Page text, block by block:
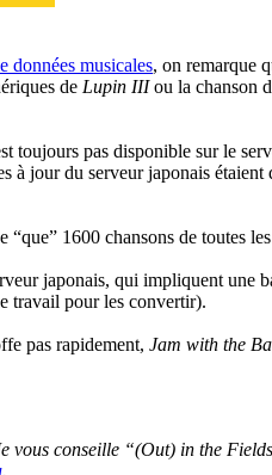
données musicales, on remarque
de Lupin IIIou la chanson
toujours pas disponible sur le
à jour du serveur japonais
1600 chansons de toutes
japonais, qui impliquent une
travail pour les convertir).
pas rapidement, Jam with the
conseille “(Out) in the